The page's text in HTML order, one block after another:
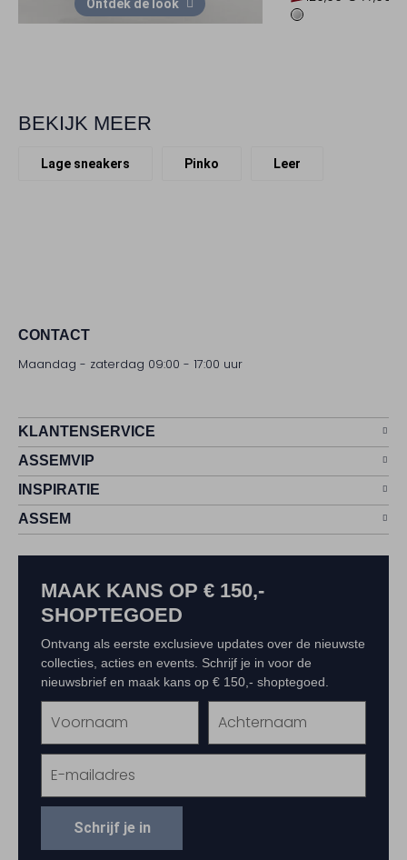
Ontdek de look
BEKIJK MEER
Lage sneakers Pinko Leer
CONTACT
Maandag - zaterdag 09:00 - 17:00 uur
KLANTENSERVICE
ASSEMVIP
INSPIRATIE
ASSEM
MAAK KANS OP € 150,-
SHOPTEGOED
Ontvang als eerste exclusieve updates over de nieuwste
collecties, acties en events. Schrijf je in voor de
nieuwsbrief en maak kans op € 150,- shoptegoed.
Schrijf je in